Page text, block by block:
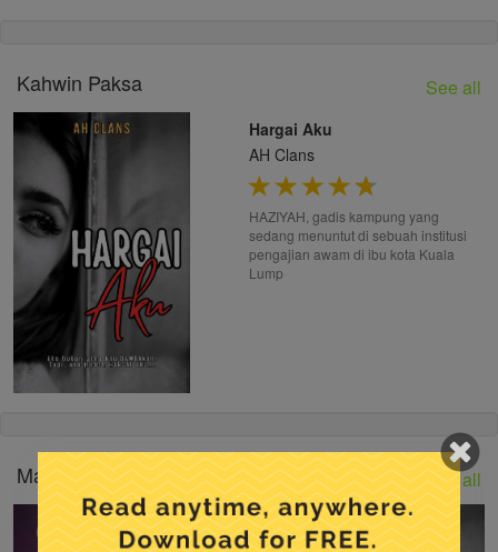
Kahwin Paksa See all
Hargai Aku
AH Clans
HAZIYAH, gadis kampung yang
sedang menuntut di sebuah institusi
pengajian awam di ibu kota Kuala
Lump
Masihkah Kau Ingat? See all